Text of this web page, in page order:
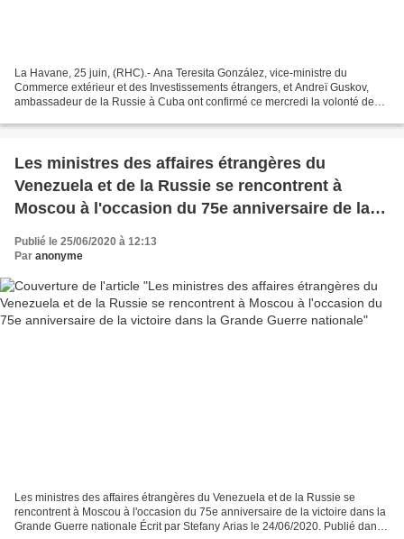
La Havane, 25 juin, (RHC).- Ana Teresita González, vice-ministre du
Commerce extérieur et des Investissements étrangers, et Andreï Guskov,
ambassadeur de la Russie à Cuba ont confirmé ce mercredi la volonté des
Les ministres des affaires étrangères du
Venezuela et de la Russie se rencontrent à
Moscou à l'occasion du 75e anniversaire de la
victoire dans la Grande Guerre nationale
Publié le 25/06/2020 à 12:13
Par anonyme
Les ministres des affaires étrangères du Venezuela et de la Russie se
rencontrent à Moscou à l'occasion du 75e anniversaire de la victoire dans la
Grande Guerre nationale Écrit par Stefany Arias le 24/06/2020. Publié dans